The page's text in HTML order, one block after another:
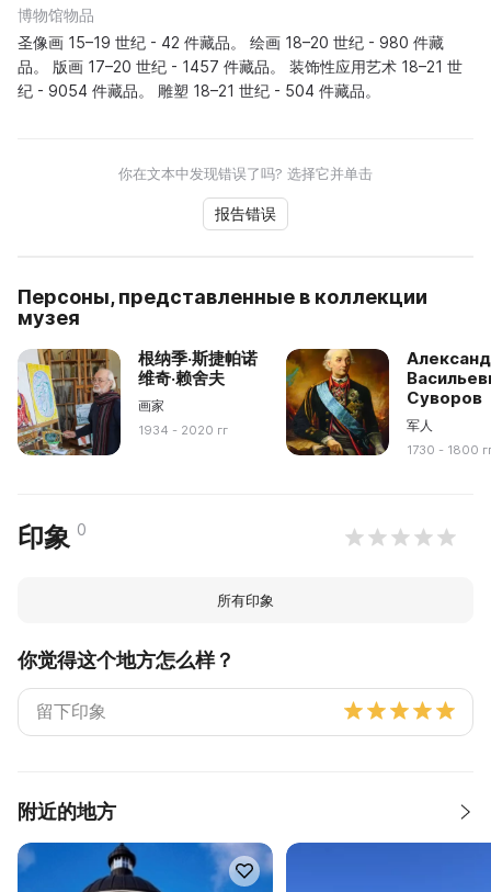
博物馆物品
圣像画 15–19 世纪 - 42 件藏品。 绘画 18–20 世纪 - 980 件藏
品。 版画 17–20 世纪 - 1457 件藏品。 装饰性应用艺术 18–21 世
纪 - 9054 件藏品。 雕塑 18–21 世纪 - 504 件藏品。
你在文本中发现错误了吗? 选择它并单击
报告错误
Персоны, представленные в коллекции
музея
根纳季·斯捷帕诺
维奇·赖舍夫
画家
1934 - 2020 гг
Суворов
军人
1730 - 1800
印象 0
所有印象
你觉得这个地方怎么样？
附近的地方